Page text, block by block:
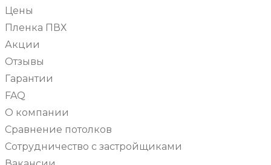
Цены
Пленка ПВХ
Акции
Отзывы
Гарантии
FAQ
О компании
Сравнение потолков
Сотрудничество с застройщиками